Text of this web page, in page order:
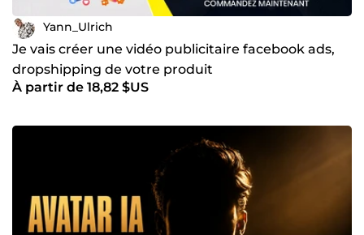
Yann_Ulrich
Je vais créer une vidéo publicitaire facebook ads,
dropshipping de votre produit
À partir de 18,82 $US